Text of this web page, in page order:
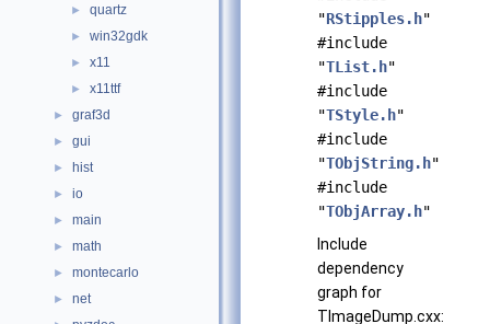
► quartz
► win32gdk
► x11
► x11ttf
► graf3d
► gui
► hist
► io
► main
► math
► montecarlo
► net
"RStipples.h"
#include
"TList.h"
#include
"TStyle.h"
#include
"TObjString.h"
#include
"TObjArray.h"
Include
dependency
graph for
TImageDump.cxx: